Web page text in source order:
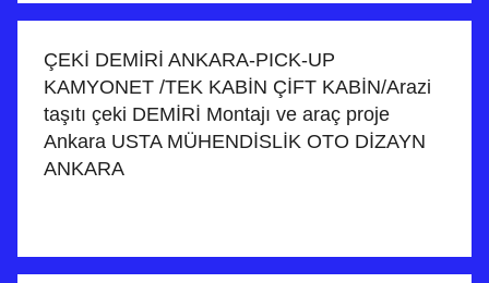
ÇEKİ DEMİRİ ANKARA-PICK-UP
KAMYONET /TEK KABİN ÇİFT KABİN/Arazi
taşıtı çeki DEMİRİ Montajı ve araç proje
Ankara USTA MÜHENDİSLİK OTO DİZAYN
ANKARA